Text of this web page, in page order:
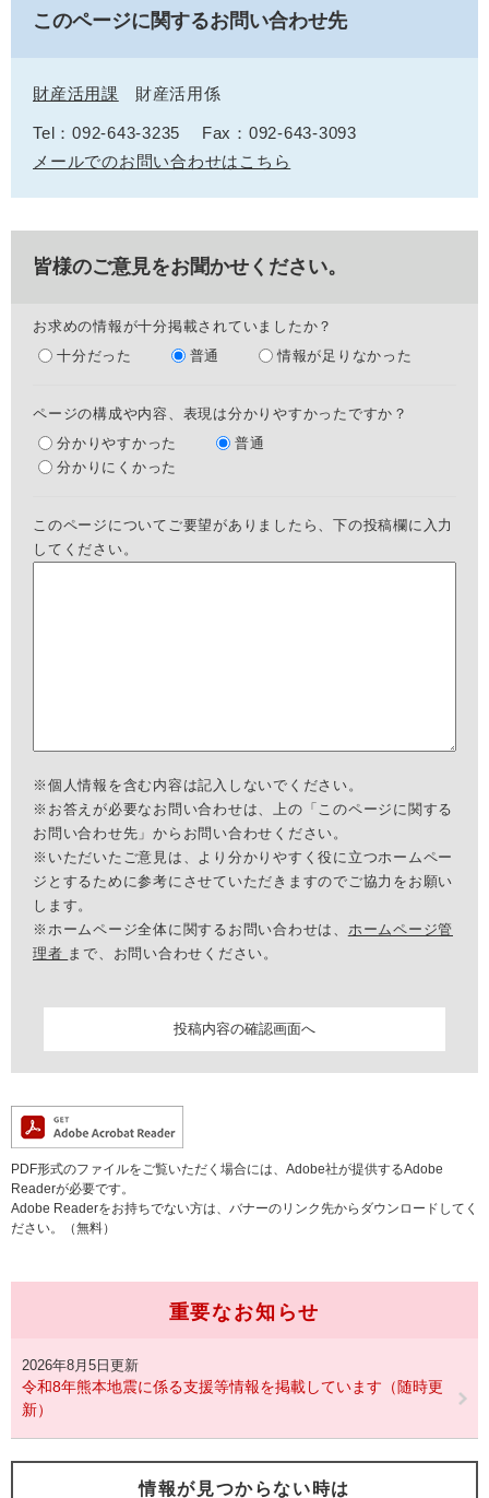
このページに関するお問い合わせ先
財産活用課 財産活用係
Tel：092-643-3235
Fax：092-643-3093
メールでのお問い合わせはこちら
皆様のご意見をお聞かせください。
お求めの情報が十分掲載されていましたか？
十分だった
普通 情報が足りなかった
ページの構成や内容、表現は分かりやすかったですか？
分かりやすかった
普通
分かりにくかった
このページについてご要望がありましたら、下の投稿欄に入力
してください。
※個人情報を含む内容は記入しないでください。
※お答えが必要なお問い合わせは、上の「このページに関する
お問い合わせ先」からお問い合わせください。
※いただいたご意見は、より分かりやすく役に立つホームペー
ジとするために参考にさせていただきますのでご協力をお願い
します。
※ホームページ全体に関するお問い合わせは、 ホームページ管
理者 まで、お問い合わせください。
PDF形式のファイルをご覧いただく場合には、Adobe社が提供するAdobe
Readerが必要です。
Adobe Readerをお持ちでない方は、バナーのリンク先からダウンロードしてく
ださい。（無料）
重要なお知らせ
2026年8月5日更新
令和8年熊本地震に係る支援等情報を掲載しています（随時更
新）
情報が見つからない時は